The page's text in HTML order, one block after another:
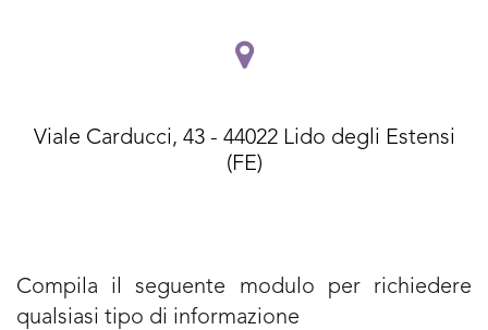
Viale Carducci, 43 - 44022 Lido degli Estensi
(FE)
Compila il seguente modulo per richiedere
qualsiasi tipo di informazione